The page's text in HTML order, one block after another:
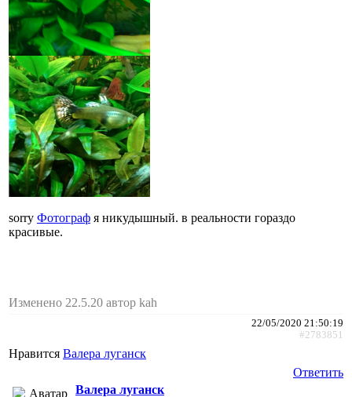
sorry Фотограф я никудышный. в реальности гораздо
красивые.
Изменено 22.5.20 автор kah
22/05/2020 21:50:19
#2783851
Нравится Валера луганск
Ответить
Валера луганск